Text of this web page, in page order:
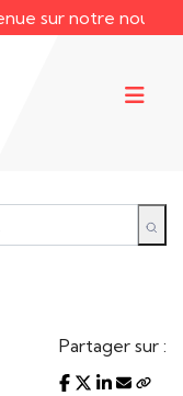
sur notre nouveau
Partager sur :